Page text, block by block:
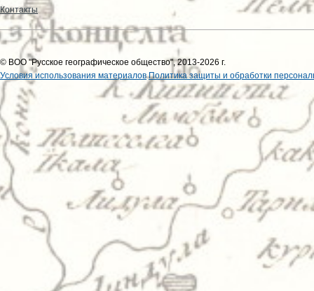
Контакты
© ВОО "Русское географическое общество", 2013-2026 г.
Условия использования материалов Политика защиты и обработки